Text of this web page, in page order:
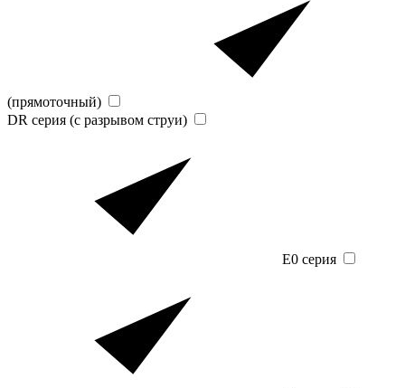
(прямоточный)
DR серия (с разрывом струи)
E0 серия